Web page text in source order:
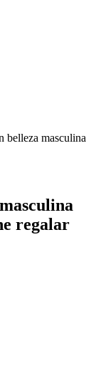
belleza masculina
regalar